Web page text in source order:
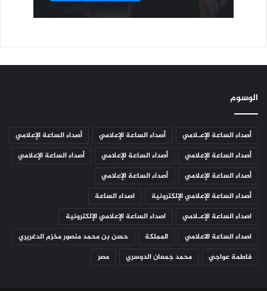
الوسوم
أصداء الساعة الإعـلامي أصداء الساعة الإعلامي
أصداء الساعة الإعلامي
أصداء الساعة الإعلامي
أصداء الساعة الإعلامي
أصداء الساعة الإعلامي
أصداء الساعة الإعلامي
أصداء الساعة الإعلامي
أصداء الساعة الإعلامي الإلكترونية
اصداء الساعة
اصداء الساعة الإعـلامي
اصداء الساعة الإعلامي الإلكترونية
اصداء الساعة الاعلامي
المملكة
حسن بن محمد منصور مخزم الدغريري
فاطمة عواجي
محمد جمعان الدوسري مصر